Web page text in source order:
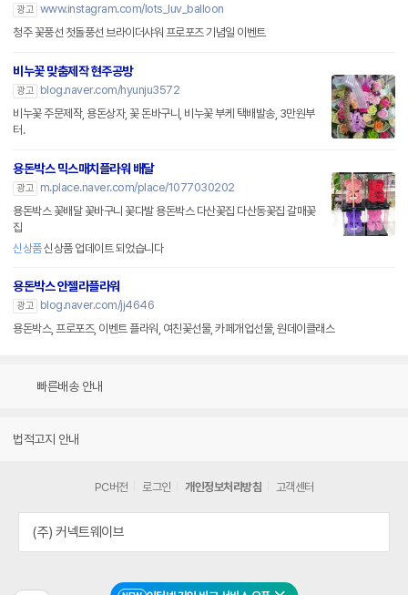
광고
www.instagram.com/lots_luv_balloon
청주 꽃풍선 첫돌풍선 브라이더샤워 프로포즈 기념일 이벤트
비누꽃 맞춤제작 현주공방
광고
blog.naver.com/hyunju3572
비누꽃 주문제작, 용돈상자, 꽃 돈바구니, 비누꽃 부케 택배발송, 3만원부
터.
용돈박스 믹스매치플라워 배달
광고
m.place.naver.com/place/1077030202
용돈박스 꽃배달 꽃바구니 꽃다발 용돈박스 다산꽃집 다산동꽃집 갈매꽃
집
신상품신상품 업데이트 되었습니다
용돈박스 안젤라플라워
광고
blog.naver.com/jj4646
용돈박스, 프로포즈, 이벤트 플라워, 여친꽃선물, 카페개업선물, 원데이클래스
빠른배송 안내
법적고지 안내
PC버전 로그인 개인정보처리방침 고객센터
(주) 커넥트웨이브